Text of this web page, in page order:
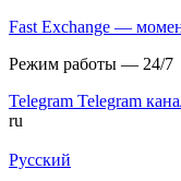
Fast Exchange —
Режим работы — 24/7
Telegram Telegram
ru
Русский